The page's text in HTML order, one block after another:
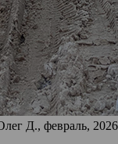
Д., февраль,